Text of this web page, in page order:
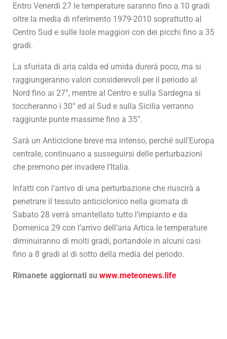
Entro Venerdì 27 le temperature saranno fino a 10 gradi
oltre la media di riferimento 1979-2010 soprattutto al
Centro Sud e sulle Isole maggiori con dei picchi fino a 35
gradi.
La sfuriata di aria calda ed umida durerà poco, ma si
raggiungeranno valori considerevoli per il periodo al
Nord fino ai 27°, mentre al Centro e sulla Sardegna si
toccheranno i 30° ed al Sud e sulla Sicilia verranno
raggiunte punte massime fino a 35°.
Sarà un Anticiclone breve ma intenso, perché sull’Europa
centrale, continuano a susseguirsi delle perturbazioni
che premono per invadere l’Italia.
Infatti con l’arrivo di una perturbazione che riuscirà a
penetrare il tessuto anticiclonico nella giornata di
Sabato 28 verrà smantellato tutto l’impianto e da
Domenica 29 con l’arrivo dell’aria Artica le temperature
diminuiranno di molti gradi, portandole in alcuni casi
fino a 8 gradi al di sotto della media del periodo.
Rimanete aggiornati su www.meteonews.life